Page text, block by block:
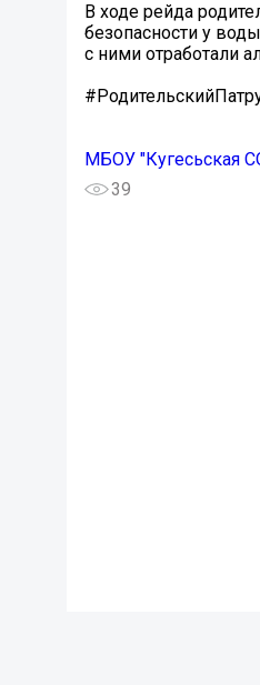
В ходе рейда
безопасности у
с ними отработали
МБОУ "Кугесьская
39